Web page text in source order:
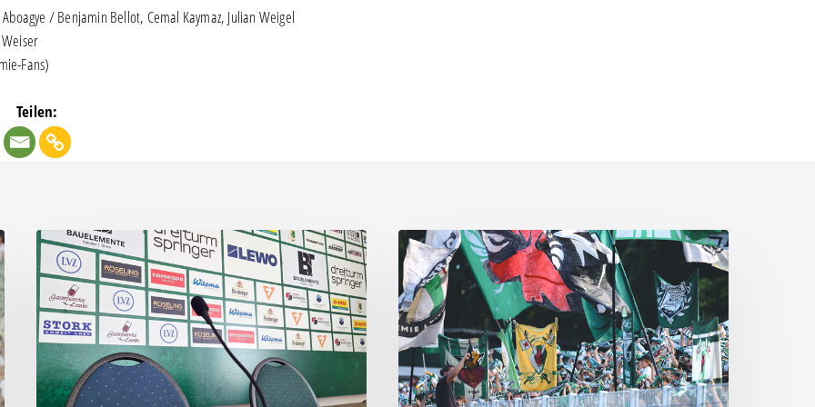
/ Benjamin Bellot, Cemal Kaymaz, Julian Weigel
Fans)
Teilen:
Pressegespräch
vor
RSV
Eintracht
1949
–
Chemie
Faninfo
zum
Auswärtsspiel
beim
RSV
Eintracht
1949